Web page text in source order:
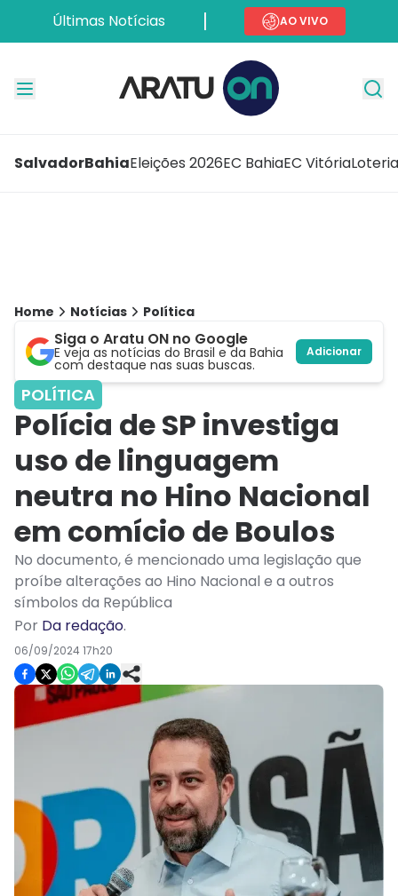
Últimas Notícias AO VIVO
SalvadorBahiaEleições 2026EC BahiaEC Vitória
Home Notícias Política
Siga o Aratu ON no Google
E veja as notícias do Brasil e da Bahia
com destaque nas suas buscas.
Adicionar
POLÍTICA
Polícia de SP investiga
uso de linguagem
neutra no Hino Nacional
em comício de Boulos
No documento, é mencionado uma legislação que
proíbe alterações ao Hino Nacional e a outros
símbolos da República
Por Da redação.
06/09/2024 17h20